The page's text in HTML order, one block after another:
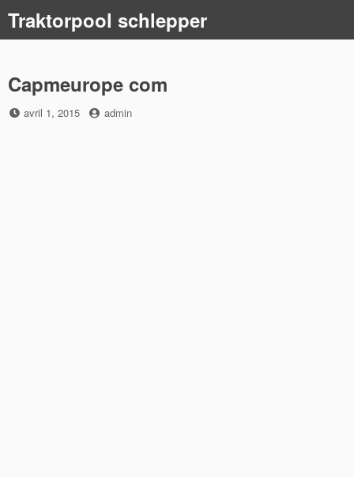
content
Traktorpool schlepper
Capmeurope com
Posted
avril 1, 2015 by
admin